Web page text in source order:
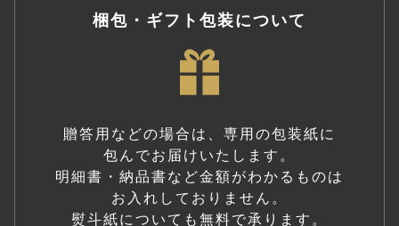
梱包・ギフト包装について
贈答用などの場合は、専用の包装紙に
包んでお届けいたします。
明細書・納品書など金額がわかるものは
お入れしておりません。
熨斗紙についても無料で承ります。